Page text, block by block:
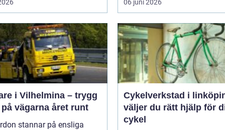
06 juni 2026
i Vilhelmina – trygg
vägarna året runt
stannar på ensliga
Cykelverkstad i linköping
väljer du rätt hjälp för
cykel